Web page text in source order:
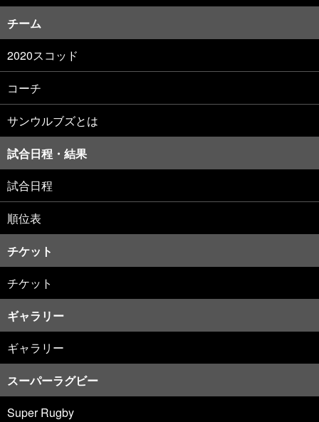
チーム
2020スコッド
コーチ
サンウルブズとは
試合日程・結果
試合日程
順位表
チケット
チケット
ギャラリー
ギャラリー
スーパーラグビー
Super Rugby